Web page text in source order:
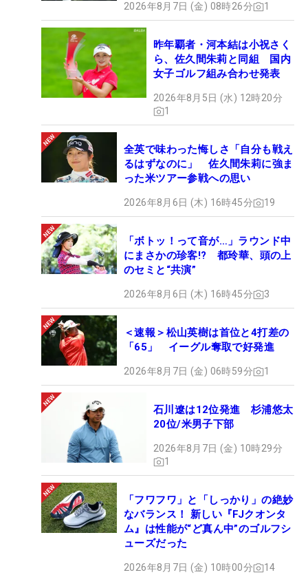
2026年8月7日 (金) 08時26分 1
昨年覇者・河本結は小祝さく
ら、佐久間朱莉と同組 国内
女子ゴルフ組み合わせ発表
2026年8月5日 (水) 12時20分
1
全英で味わった悔しさ「自分も戦え
るはずなのに」 佐久間朱莉に強ま
った米ツアー参戦への思い
2026年8月6日 (木) 16時45分 19
「ボトッ！って音が…」ラウンド中
にまさかの珍客!? 都玲華、頭の上
のセミと“共演”
2026年8月6日 (木) 16時45分 3
＜速報＞松山英樹は首位と4打差の
「65」 イーグル奪取で好発進
2026年8月7日 (金) 06時59分 1
石川遼は12位発進 杉浦悠太
20位/米男子下部
2026年8月7日 (金) 10時29分
1
「フワフワ」と「しっかり」の絶妙
なバランス！ 新しい『FJクオンタ
ム』は性能が“ど真ん中”のゴルフシ
ューズだった
2026年8月7日 (金) 10時00分 14